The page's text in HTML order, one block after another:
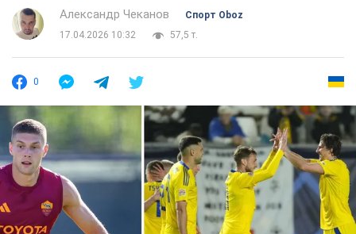
Александр Чеканов
Спорт Oboz
17.04.2026 10:32
57,5 т.
0